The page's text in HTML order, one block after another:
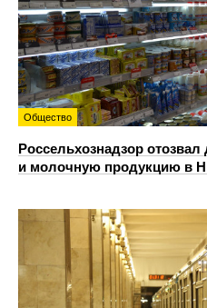
Общество
Россельхознадзор
и молочную продукцию в